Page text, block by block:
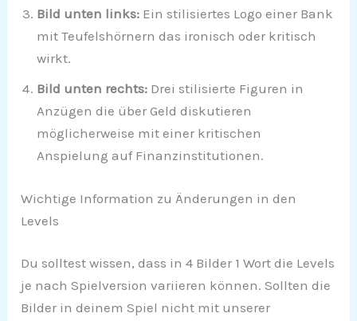
Bild unten links: Ein stilisiertes Logo einer Bank
mit Teufelshörnern das ironisch oder kritisch
wirkt.
Bild unten rechts: Drei stilisierte Figuren in
Anzügen die über Geld diskutieren
möglicherweise mit einer kritischen
Anspielung auf Finanzinstitutionen.
Wichtige Information zu Änderungen in den
Levels
Du solltest wissen, dass in 4 Bilder 1 Wort die Levels
je nach Spielversion variieren können. Sollten die
Bilder in deinem Spiel nicht mit unserer